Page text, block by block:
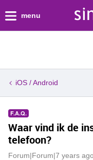
menu
iOS / Android
F.A.Q.
Waar vind ik de
telefoon?
Forum|Forum|7 years ago